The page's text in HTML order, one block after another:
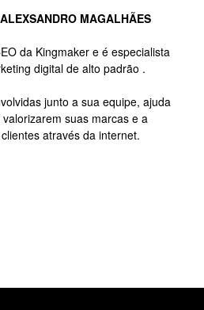
Rua
MAGALHÃES
da Kingmaker e é especialista
digital de alto padrão .
junto a sua equipe, ajuda
suas marcas e a
através da internet.